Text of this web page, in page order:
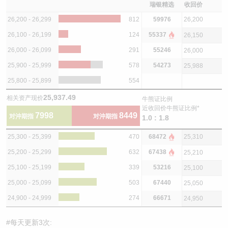
瑞银精选 收回价
26,200 - 26,299 812 59976 26,200
26,100 - 26,199 124 55337 26,150
26,000 - 26,099 291 55246 26,000
25,900 - 25,999 578 54273 25,988
25,800 - 25,899 554
相关资产现价25,937.49
对沖期指 7998 对沖期指 8449
牛熊证比例
近收回价牛熊证比例*
1.0 : 1.8
25,300 - 25,399 470 68472 25,310
25,200 - 25,299 632 67438 25,210
25,100 - 25,199 339 53216 25,100
25,000 - 25,099 503 67440 25,050
24,900 - 24,999 274 66671 24,950
#每天更新3次: